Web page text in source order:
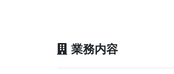
業務内容